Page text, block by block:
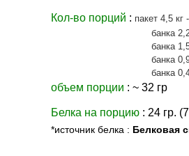
Кол-во порций : пакет 4,5 кг
банка 2,2 кг -
банка 1,5 кг -
банка 0,9 кг -
банка 0,45 кг-
объем порции : ~ 32 гр
Белка на порцию : 24 гр.
*источник белка : Белковая